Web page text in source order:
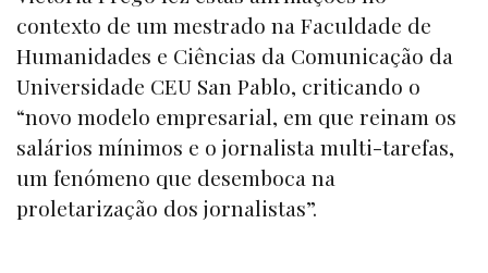
contexto de um mestrado na Faculdade de
Humanidades e Ciências da Comunicação da
Universidade CEU San Pablo, criticando o
“novo modelo empresarial, em que reinam os
salários mínimos e o jornalista multi-tarefas,
um fenómeno que desemboca na
proletarização dos jornalistas”.